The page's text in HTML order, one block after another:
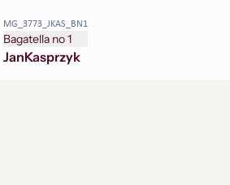
MG_3773_JKAS_BN1
Bagatella no 1
JanKasprzyk